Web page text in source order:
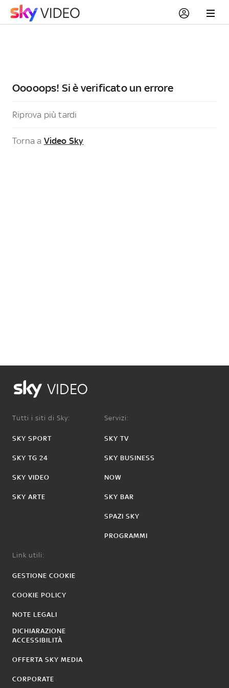
Ooooops! Si è verificato un errore
Riprova più tardi
Torna a Video Sky
VIDEO
Tutti i siti di Sky:
SKY SPORT
SKY TG 24
SKY VIDEO
SKY ARTE
Servizi:
SKY TV
SKY BUSINESS
NOW
SKY BAR
SPAZI SKY
PROGRAMMI
Link utili:
GESTIONE COOKIE
COOKIE POLICY
NOTE LEGALI
DICHIARAZIONE
ACCESSIBILITÀ
OFFERTA SKY MEDIA
CORPORATE